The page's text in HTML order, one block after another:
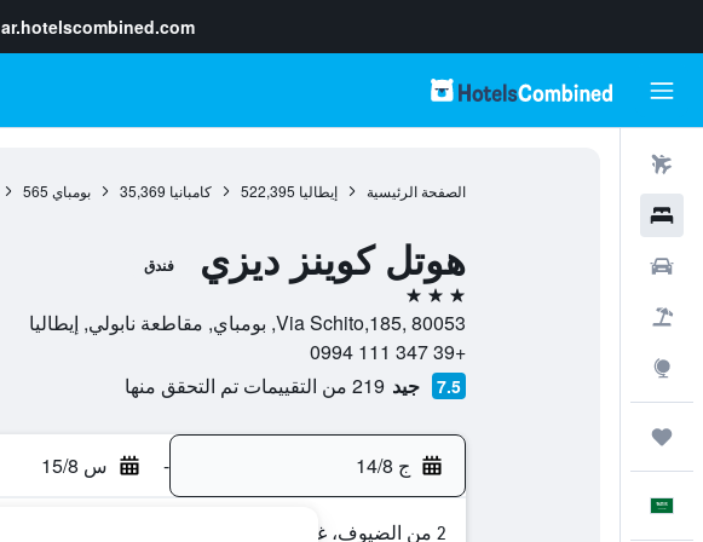
ar.hotelscombined.com
الصفحة الرئيسية إيطاليا 522,395 كامبانيا 35,369 بومباي 565
هوتل كوينز ديزي فندق
3 نجوم
Via Schito,185, 80053, بومباي, مقاطعة نابولي, إيطاليا
+39 347 111 0994
7.5 جيد 219 من التقييمات تم التحقق منها
ج 14/8 - س 15/8
2 من الضيوف، غرفة واحدة